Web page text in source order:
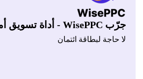
حاجة لبطاقة ائتمان